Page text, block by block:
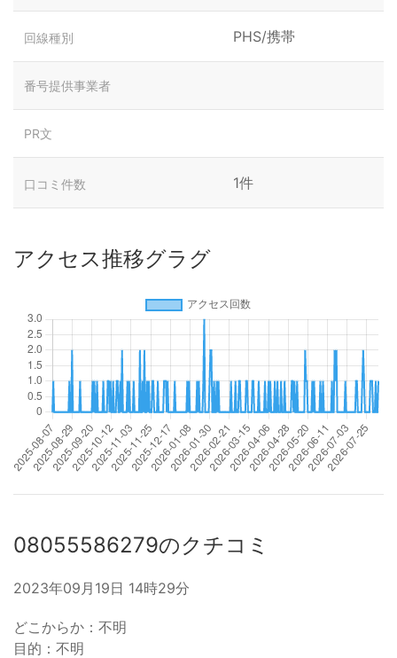
回線種別 PHS/携帯
番号提供事業者
PR文
口コミ件数 1件
アクセス推移グラグ
08055586279のクチコミ
2023年09月19日 14時29分
どこからか：不明
目的：不明